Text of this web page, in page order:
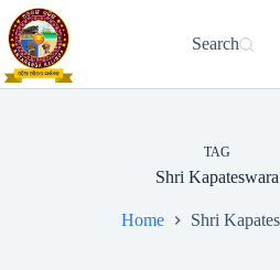
Skip
to
content
Search
TAG
Shri Kapateswara
Home Shri